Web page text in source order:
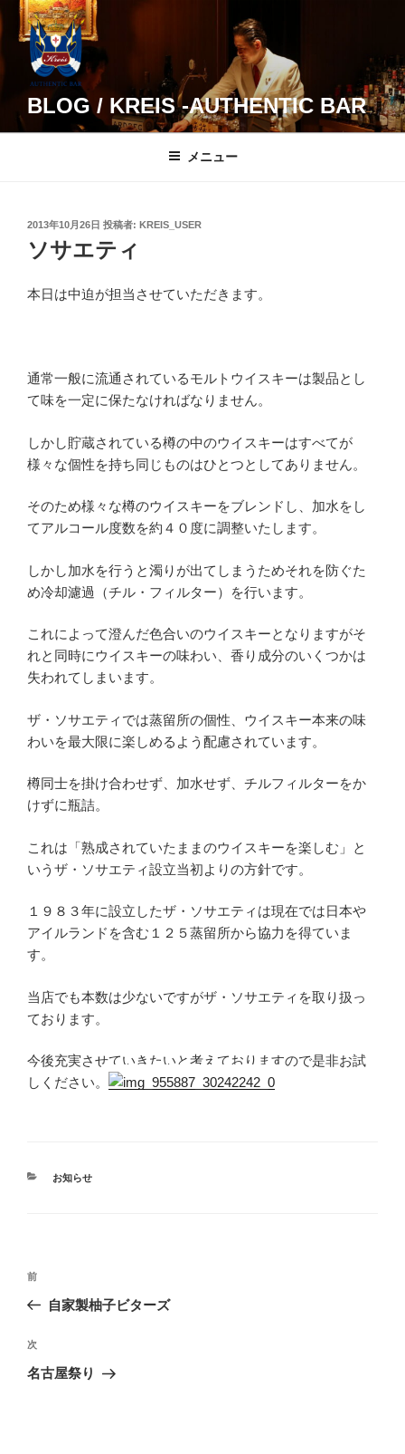
コ
BLOG / KREIS -AUTHENTIC BAR
メニュー
投
稿
日:
2013年10月26日 投稿者: KREIS_USER
ソサエティ
本日は中迫が担当させていただきます。
通常一般に流通されているモルトウイスキーは製品とし
て味を一定に保たなければなりません。
しかし貯蔵されている樽の中のウイスキーはすべてが
様々な個性を持ち同じものはひとつとしてありません。
そのため様々な樽のウイスキーをブレンドし、加水をし
てアルコール度数を約４０度に調整いたします。
しかし加水を行うと濁りが出てしまうためそれを防ぐた
め冷却濾過（チル・フィルター）を行います。
これによって澄んだ色合いのウイスキーとなりますがそ
れと同時にウイスキーの味わい、香り成分のいくつかは
失われてしまいます。
ザ・ソサエティでは蒸留所の個性、ウイスキー本来の味
わいを最大限に楽しめるよう配慮されています。
樽同士を掛け合わせず、加水せず、チルフィルターをか
けずに瓶詰。
これは「熟成されていたままのウイスキーを楽しむ」と
いうザ・ソサエティ設立当初よりの方針です。
１９８３年に設立したザ・ソサエティは現在では日本や
アイルランドを含む１２５蒸留所から協力を得ていま
す。
当店でも本数は少ないですがザ・ソサエティを取り扱っ
ております。
今後充実させていきたいと考えておりますので是非お試
しください。
カ
お知らせ
投
ビ
ゲ
前
の
稿
前
自家製柚子ビターズ
次
の
次
名古屋祭り